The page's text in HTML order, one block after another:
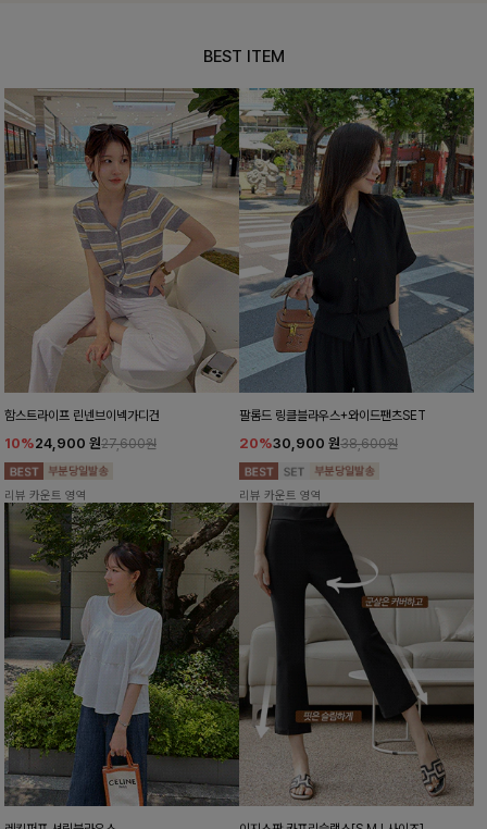
BEST ITEM
함스트라이프 린넨브이넥가디건
10%24,900 원27,600원
리뷰 카운트 영역
팔롬드 링클블라우스+와이드팬츠SET
20%30,900 원38,600원
리뷰 카운트 영역